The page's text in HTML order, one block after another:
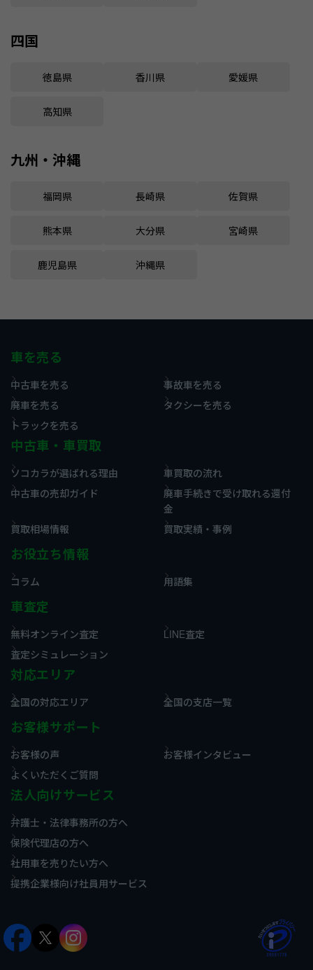
四国
徳島県 香川県 愛媛県
高知県
九州・沖縄
福岡県 長崎県 佐賀県
熊本県 大分県 宮崎県
鹿児島県 沖縄県
車を売る
中古車を売る
事故車を売る
廃車を売る
タクシーを売る
トラックを売る
中古車・車買取
ソコカラが選ばれる理由
車買取の流れ
中古車の売却ガイド
廃車手続きで受け取れる還付
金
買取相場情報
買取実績・事例
お役立ち情報
コラム 用語集
車査定
無料オンライン査定
LINE査定
査定シミュレーション
対応エリア
全国の対応エリア 全国の支店一覧
お客様サポート
お客様の声
お客様インタビュー
よくいただくご質問
法人向けサービス
弁護士・法律事務所の方へ
保険代理店の方へ
社用車を売りたい方へ
提携企業様向け社員用サービス